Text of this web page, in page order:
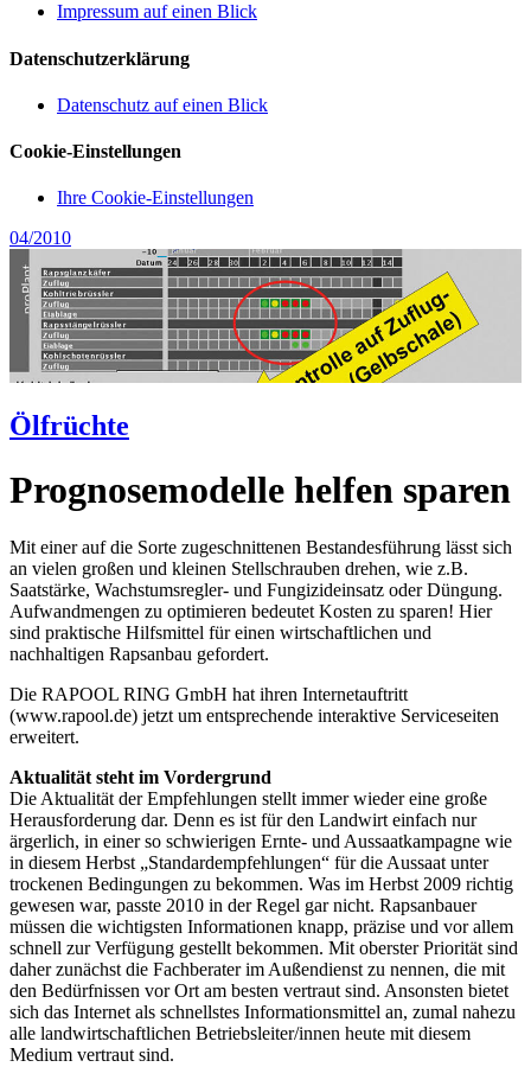
Impressum auf einen Blick
Datenschutzerklärung
Datenschutz auf einen Blick
Cookie-Einstellungen
Ihre Cookie-Einstellungen
04/2010
Ölfrüchte
Prognosemodelle helfen sparen
Mit einer auf die Sorte zugeschnittenen Bestandesführung lässt sich
an vielen großen und kleinen Stellschrauben drehen, wie z.B.
Saatstärke, Wachstumsregler- und Fungizideinsatz oder Düngung.
Aufwandmengen zu optimieren bedeutet Kosten zu sparen! Hier
sind praktische Hilfsmittel für einen wirtschaftlichen und
nachhaltigen Rapsanbau gefordert.
Die RAPOOL RING GmbH hat ihren Internetauftritt
(www.rapool.de) jetzt um entsprechende interaktive Serviceseiten
erweitert.
Aktualität steht im Vordergrund
Die Aktualität der Empfehlungen stellt immer wieder eine große
Herausforderung dar. Denn es ist für den Landwirt einfach nur
ärgerlich, in einer so schwierigen Ernte- und Aussaatkampagne wie
in diesem Herbst „Standardempfehlungen“ für die Aussaat unter
trockenen Bedingungen zu bekommen. Was im Herbst 2009 richtig
gewesen war, passte 2010 in der Regel gar nicht. Rapsanbauer
müssen die wichtigsten Informationen knapp, präzise und vor allem
schnell zur Verfügung gestellt bekommen. Mit oberster Priorität sind
daher zunächst die Fachberater im Außendienst zu nennen, die mit
den Bedürfnissen vor Ort am besten vertraut sind. Ansonsten bietet
sich das Internet als schnellstes Informationsmittel an, zumal nahezu
alle landwirtschaftlichen Betriebsleiter/innen heute mit diesem
Medium vertraut sind.